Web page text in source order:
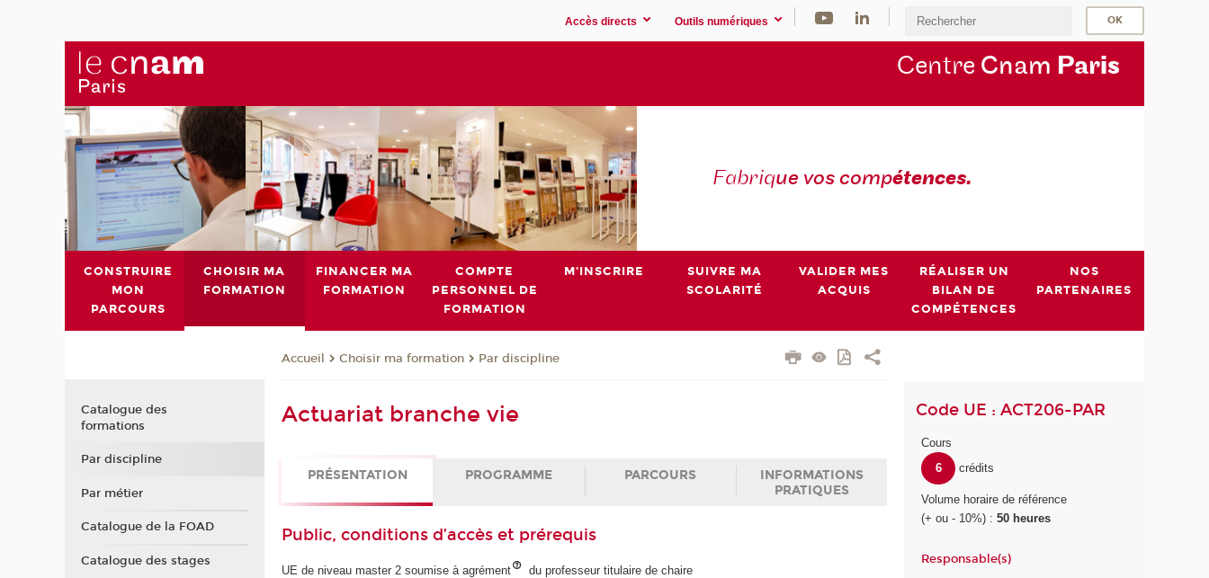
Accès directs Outils numériques
Centre Cnam Paris
Fabrique vos compétences.
CONSTRUIRE
MON
PARCOURS
CHOISIR MA
FORMATION
FINANCER MA
FORMATION
COMPTE
PERSONNEL DE
FORMATION
M'INSCRIRE
SUIVRE MA
SCOLARITÉ
VALIDER MES
ACQUIS
RÉALISER UN
BILAN DE
COMPÉTENCES
NOS
PARTENAIRES
Accueil Choisir ma formation Par discipline
Actuariat branche vie
PRÉSENTATION PROGRAMME PARCOURS
INFORMATIONS
PRATIQUES
Public, conditions d’accès et prérequis
UE de niveau master 2 soumise à agrément du professeur titulaire de chaire
Code UE : ACT206-PAR
Cours
6
crédits
Volume horaire de référence
(+ ou - 10%) :50 heures
Responsable(s)
Catalogue des
formations
Par discipline
Par métier
Catalogue de la FOAD
Catalogue des stages